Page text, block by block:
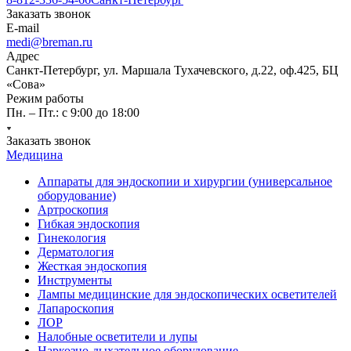
Заказать звонок
E-mail
medi@breman.ru
Адрес
Санкт-Петербург, ул. Маршала Тухачевского, д.22, оф.425, БЦ
«Сова»
Режим работы
Пн. – Пт.: с 9:00 до 18:00
Заказать звонок
Медицина
Аппараты для эндоскопии и хирургии (универсальное
оборудование)
Артроскопия
Гибкая эндоскопия
Гинекология
Дерматология
Жесткая эндоскопия
Инструменты
Лампы медицинские для эндоскопических осветителей
Лапароскопия
ЛОР
Налобные осветители и лупы